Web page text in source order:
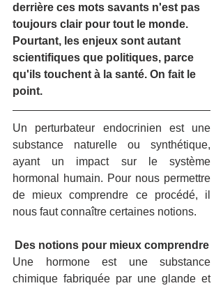
derrière ces mots savants n'est pas
toujours clair pour tout le monde.
Pourtant, les enjeux sont autant
scientifiques que politiques, parce
qu'ils touchent à la santé. On fait le
point.
Un perturbateur endocrinien est une
substance naturelle ou synthétique,
ayant un impact sur le système
hormonal humain. Pour nous permettre
de mieux comprendre ce procédé, il
nous faut connaître certaines notions.
Des notions pour mieux comprendre
Une hormone est une substance
chimique fabriquée par une glande et